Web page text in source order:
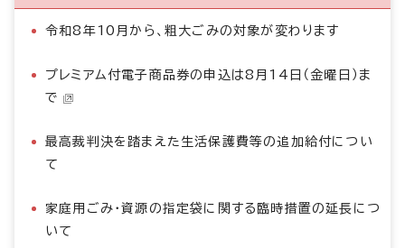
令和8年10月から、粗大ごみの対象が変わります
プレミアム付電子商品券の申込は8月14日（金曜日）ま
で
最高裁判決を踏まえた生活保護費等の追加給付につい
て
家庭用ごみ・資源の指定袋に関する臨時措置の延長につ
いて